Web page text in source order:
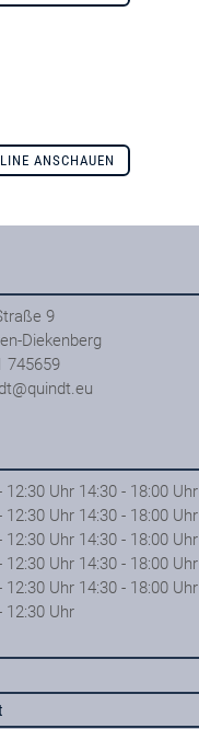
ANSCHAUEN
9
Diekenberg
745659
12:30 Uhr 14:30 - 18:00 Uhr
12:30 Uhr 14:30 - 18:00 Uhr
12:30 Uhr 14:30 - 18:00 Uhr
12:30 Uhr 14:30 - 18:00 Uhr
12:30 Uhr 14:30 - 18:00 Uhr
12:30 Uhr